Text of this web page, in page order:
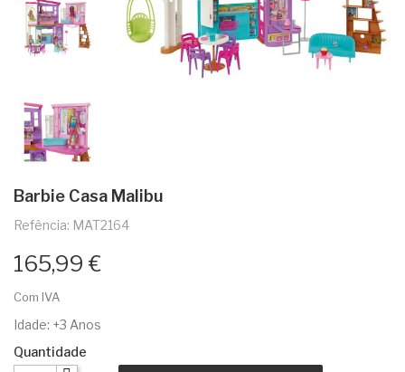
Barbie Casa Malibu
Refência: MAT2164
165,99 €
Com IVA
Idade: +3 Anos
Quantidade